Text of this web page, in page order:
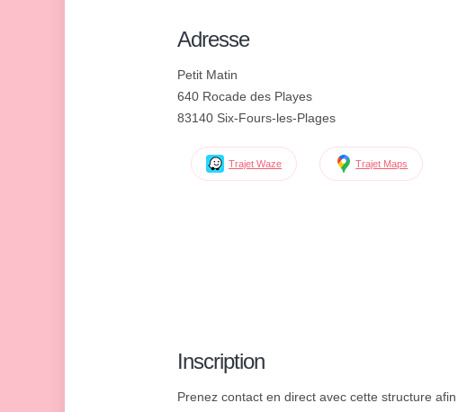
Adresse
Petit Matin
640 Rocade des Playes
83140 Six-Fours-les-Plages
Trajet Waze Trajet Maps
Inscription
Prenez contact en direct avec cette structure